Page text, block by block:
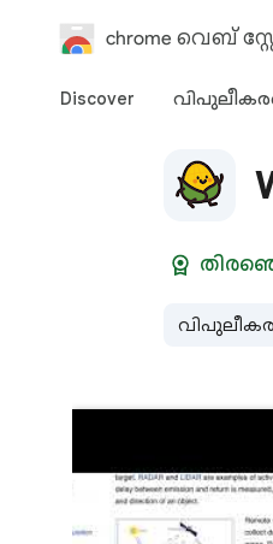
chrome വെബ്
Discover